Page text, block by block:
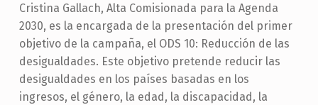
Cristina Gallach, Alta Comisionada para la Agenda
2030, es la encargada de la presentación del primer
objetivo de la campaña, el ODS 10: Reducción de las
desigualdades. Este objetivo pretende reducir las
desigualdades en los países basadas en los
ingresos, el género, la edad, la discapacidad, la